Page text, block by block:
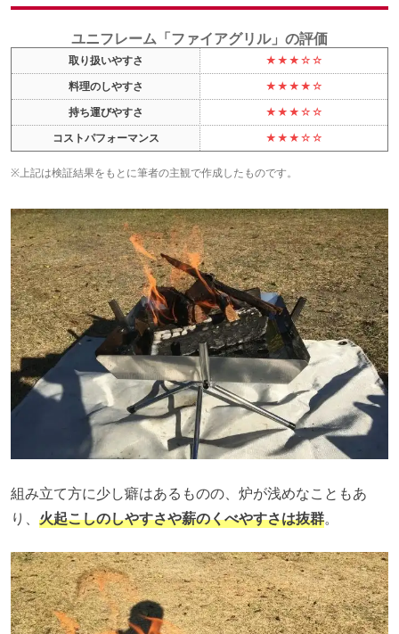
ユニフレーム「ファイアグリル」の評価
取り扱いやすさ
★★★☆☆
料理のしやすさ
★★★★☆
持ち運びやすさ
★★★☆☆
コストパフォーマンス
★★★☆☆
※上記は検証結果をもとに筆者の主観で作成したものです。
組み立て方に少し癖はあるものの、炉が浅めなこともあ
り、 火起こしのしやすさや薪のくべやすさは抜群。